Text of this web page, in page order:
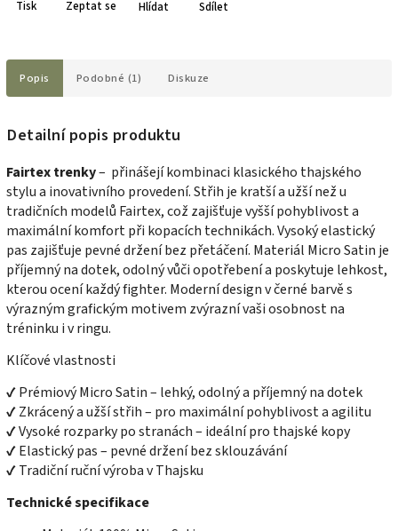
Tisk Zeptat se Hlídat Sdílet
Popis Podobné (1) Diskuze
Detailní popis produktu
Fairtex trenky– přinášejí kombinaci klasického thajského
stylu a inovativního provedení. Střih je kratší a užší než u
tradičních modelů Fairtex, což zajišťuje vyšší pohyblivost a
maximální komfort při kopacích technikách. Vysoký elastický
pas zajišťuje pevné držení bez přetáčení. Materiál Micro Satin je
příjemný na dotek, odolný vůči opotřebení a poskytuje lehkost,
kterou ocení každý fighter. Moderní design v černé barvě s
výrazným grafickým motivem zvýrazní vaši osobnost na
tréninku i v ringu.
Klíčové vlastnosti
✔ Prémiový Micro Satin – lehký, odolný a příjemný na dotek
✔ Zkrácený a užší střih – pro maximální pohyblivost a agilitu
✔ Vysoké rozparky po stranách – ideální pro thajské kopy
✔ Elastický pas – pevné držení bez sklouzávání
✔ Tradiční ruční výroba v Thajsku
Technické specifikace